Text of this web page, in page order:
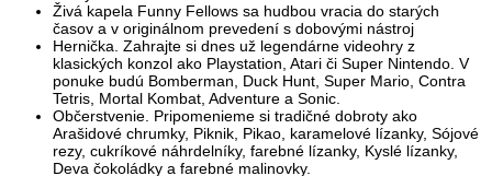
Živá kapela Funny Fellows sa hudbou vracia do starých
časov a v originálnom prevedení s dobovými nástroj
Hernička. Zahrajte si dnes už legendárne videohry z
klasických konzol ako Playstation, Atari či Super Nintendo. V
ponuke budú Bomberman, Duck Hunt, Super Mario, Contra
Tetris, Mortal Kombat, Adventure a Sonic.
Občerstvenie. Pripomenieme si tradičné dobroty ako
Arašidové chrumky, Piknik, Pikao, karamelové lízanky, Sójové
rezy, cukríkové náhrdelníky, farebné lízanky, Kyslé lízanky,
Deva čokoládky a farebné malinovky.